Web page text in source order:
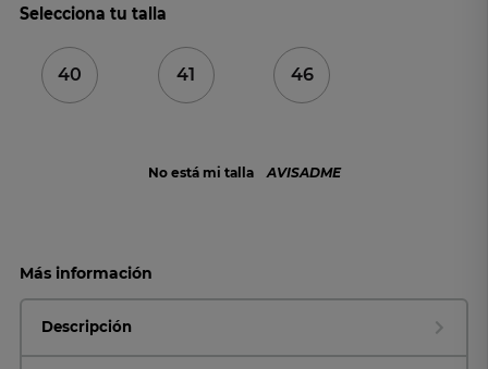
Selecciona tu talla
40 41 46
No está mi talla AVISADME
Más información
Descripción